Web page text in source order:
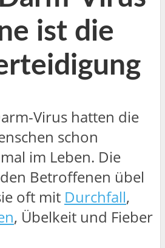
ist die
Virus hatten die
schon
im Leben. Die
Betroffenen übel
oft mit Durchfall,
, Übelkeit und Fieber